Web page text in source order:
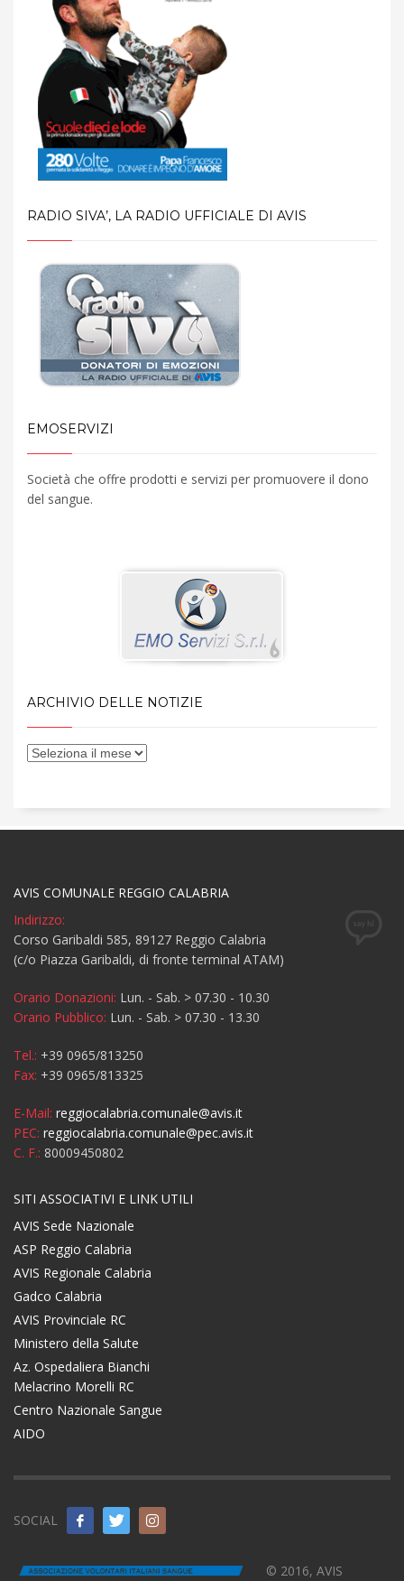
RADIO SIVA’, LA RADIO UFFICIALE DI AVIS
EMOSERVIZI
Società che offre prodotti e servizi per promuovere il dono
del sangue.
ARCHIVIO DELLE NOTIZIE
AVIS COMUNALE REGGIO CALABRIA
Indirizzo:
Corso Garibaldi 585, 89127 Reggio Calabria
(c/o Piazza Garibaldi, di fronte terminal ATAM)
Orario Donazioni: Lun. - Sab. > 07.30 - 10.30
Orario Pubblico: Lun. - Sab. > 07.30 - 13.30
Tel.: +39 0965/813250
Fax: +39 0965/813325
E-Mail: reggiocalabria.comunale@avis.it
PEC: reggiocalabria.comunale@pec.avis.it
C. F.: 80009450802
SITI ASSOCIATIVI E LINK UTILI
AVIS Sede Nazionale
ASP Reggio Calabria
AVIS Regionale Calabria
Gadco Calabria
AVIS Provinciale RC
Ministero della Salute
Az. Ospedaliera Bianchi
Melacrino Morelli RC
Centro Nazionale Sangue
AIDO
SOCIAL
© 2016, AVIS